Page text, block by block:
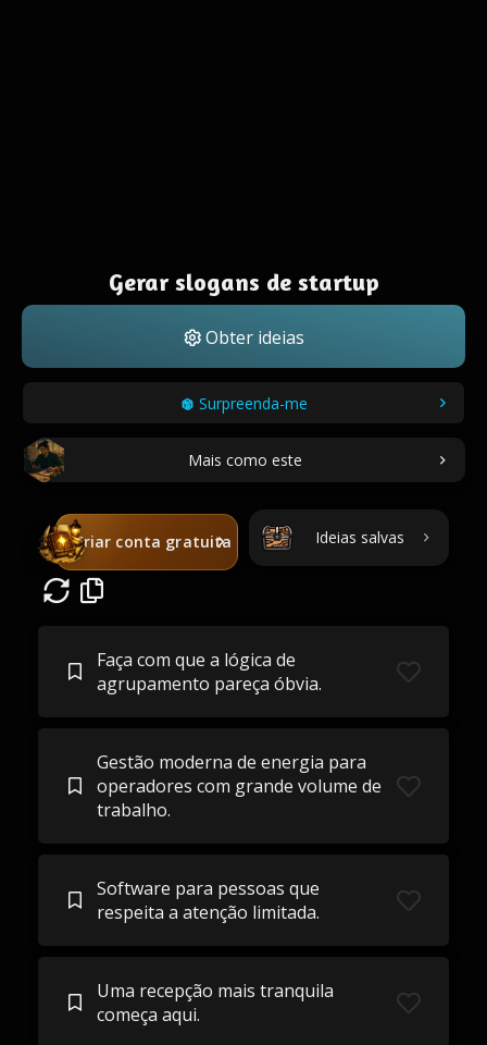
Gerar slogans de startup
Obter ideias
Surpreenda-me
Mais como este
Criar conta gratuita Ideias salvas
Faça com que a lógica de
agrupamento pareça óbvia.
Gestão moderna de energia para
operadores com grande volume de
trabalho.
Software para pessoas que
respeita a atenção limitada.
Uma recepção mais tranquila
começa aqui.